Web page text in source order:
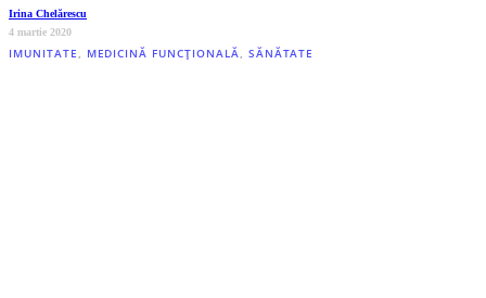
Irina Chelărescu
4 martie 2020
IMUNITATE, MEDICINĂ FUNCȚIONALĂ, SĂNĂTATE